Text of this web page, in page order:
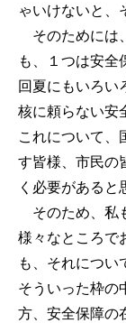
ゃいけないと、
そのためには
も、１つは安全
回夏にもいろい
核に頼らない安
これについて、
す皆様、市民の
く必要があると
そのため、私
様々なところで
も、それについ
そういった枠の
方、安全保障の